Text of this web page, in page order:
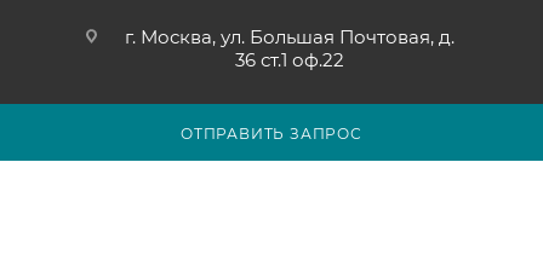
ОТПРАВИТЬ ЗАПРОС
г. Москва, ул. Большая Почтовая, д.
36 ст.1 оф.22